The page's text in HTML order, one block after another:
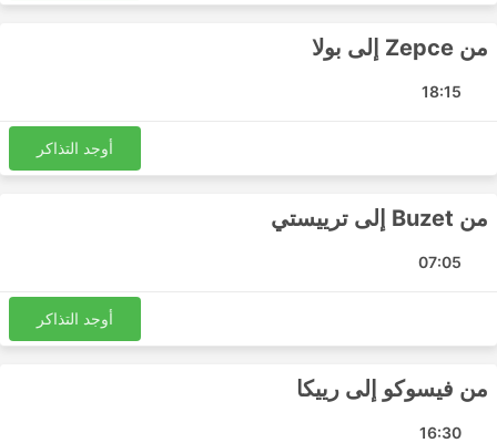
أيضًا تأخير رحلات الحافلات أو إلغاؤها بسبب سوء الأحوال الجوية
أو ظروف الطريق- ضع ذلك في الاعتبار عند السفر خلال مواسم
معينة أو إلى وجهات معينة.
من Zepce إلى بولا
18:15
أوجد التذاكر
من Buzet إلى ترييستي
07:05
أوجد التذاكر
من فيسوكو إلى رييكا
16:30